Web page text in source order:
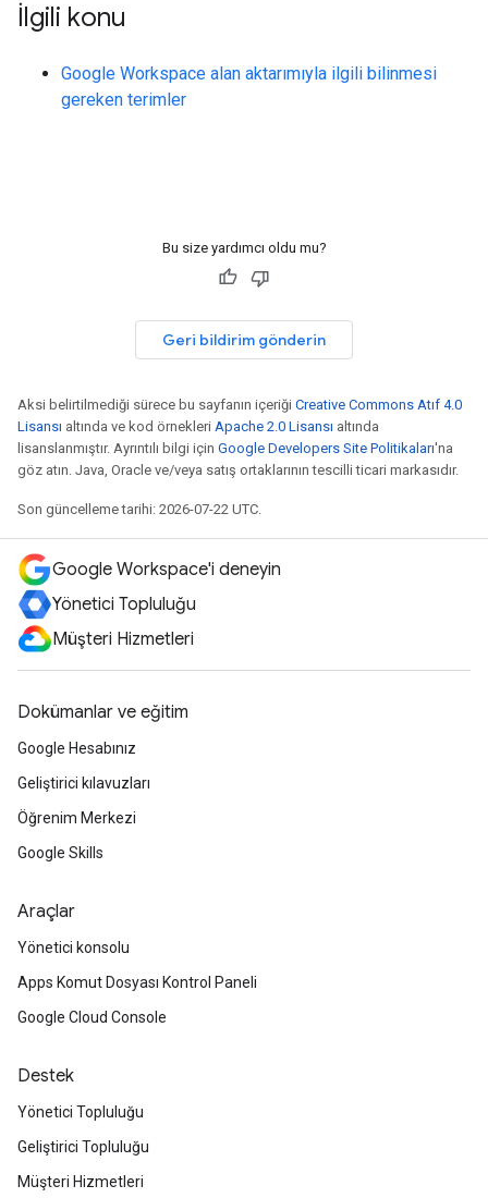
İlgili konu
Google Workspace alan aktarımıyla ilgili bilinmesi
gereken terimler
Bu size yardımcı oldu mu?
Geri bildirim gönderin
Aksi belirtilmediği sürece bu sayfanın içeriği Creative Commons Atıf 4.0
Lisansı altında ve kod örnekleri Apache 2.0 Lisansı altında
lisanslanmıştır. Ayrıntılı bilgi için Google Developers Site Politikaları'na
göz atın. Java, Oracle ve/veya satış ortaklarının tescilli ticari markasıdır.
Son güncelleme tarihi: 2026-07-22 UTC.
Google Workspace'i deneyin
Yönetici Topluluğu
Müşteri Hizmetleri
Dokümanlar ve eğitim
Google Hesabınız
Geliştirici kılavuzları
Öğrenim Merkezi
Google Skills
Araçlar
Yönetici konsolu
Apps Komut Dosyası Kontrol Paneli
Google Cloud Console
Destek
Yönetici Topluluğu
Geliştirici Topluluğu
Müşteri Hizmetleri